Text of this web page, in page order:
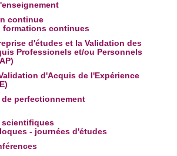
continue
formations continues
d'études et la Validation des
Professionels et/ou Personnels
d'Acquis de l'Expérience
perfectionnement
scientifiques
- journées d'études